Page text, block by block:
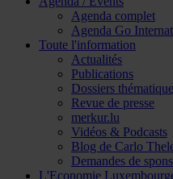
Agenda complet
Agenda Go
Toute l'information
Actualités
Publications
Dossiers
Revue de presse
merkur.lu
Vidéos & Podcasts
Blog de Carlo
Demandes de
L'Economie